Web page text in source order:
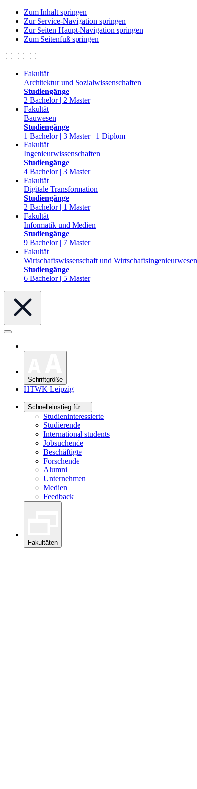
Zum Inhalt springen
Zur Service-Navigation springen
Zur Seiten Haupt-Navigation springen
Zum Seitenfuß springen
Fakultät
Architektur und Sozialwissenschaften
Studiengänge
2 Bachelor | 2 Master
Fakultät
Bauwesen
Studiengänge
1 Bachelor | 3 Master | 1 Diplom
Fakultät
Ingenieurwissenschaften
Studiengänge
4 Bachelor | 3 Master
Fakultät
Digitale Transformation
Studiengänge
2 Bachelor | 1 Master
Fakultät
Informatik und Medien
Studiengänge
9 Bachelor | 7 Master
Fakultät
Wirtschaftswissenschaft und Wirtschaftsingenieurwesen
Studiengänge
6 Bachelor | 5 Master
Schriftgröße
HTWK Leipzig
Schnelleinstieg für ...
Studieninteressierte
Studierende
International students
Jobsuchende
Beschäftigte
Forschende
Alumni
Unternehmen
Medien
Feedback
Fakultäten